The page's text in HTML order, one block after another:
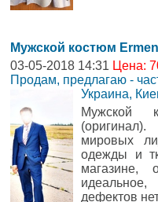
Мужской костюм
03-05-2018 14:31 Цена:
Продам, предлагаю -
Украина,
Мужской
мировых
одежды и
магазине,
дефектов